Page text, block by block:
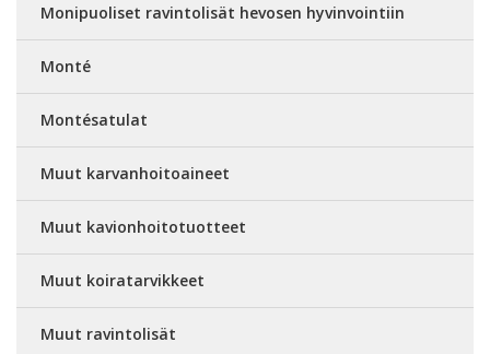
Monipuoliset ravintolisät hevosen hyvinvointiin
Monté
Montésatulat
Muut karvanhoitoaineet
Muut kavionhoitotuotteet
Muut koiratarvikkeet
Muut ravintolisät